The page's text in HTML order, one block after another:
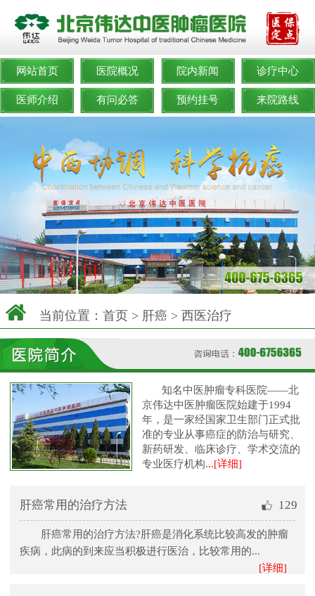
网站首页 医院概况 院内新闻 诊疗中心
医师介绍 有问必答 预约挂号 来院路线
当前位置： 首页 > 肝癌 > 西医治疗
知名中医肿瘤专科医院——北
京伟达中医肿瘤医院始建于1994
年，是一家经国家卫生部门正式批
准的专业从事癌症的防治与研究、
新药研发、临床诊疗、学术交流的
专业医疗机构...[详细]
129
肝癌常用的治疗方法
肝癌常用的治疗方法?肝癌是消化系统比较高发的肿瘤
疾病，此病的到来应当积极进行医治，比较常用的...
[详细]